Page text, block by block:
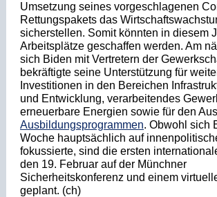
Umsetzung seines vorgeschlagenen
Rettungspakets das
sicherstellen. Somit könnten in diesem
Arbeitsplätze geschaffen werden. Am
sich Biden mit Vertretern der
bekräftigte seine Unterstützung für
Investitionen in den Bereichen
und Entwicklung, verarbeitendes
erneuerbare Energien sowie für den
Ausbildungsprogrammen. Obwohl sich
Woche hauptsächlich auf
fokussierte, sind die ersten
den 19. Februar auf der Münchner
Sicherheitskonferenz und einem
geplant. (ch)